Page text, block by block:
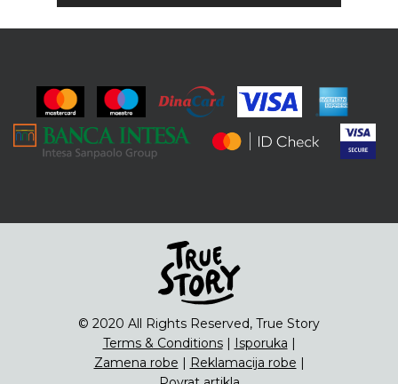
© 2020 All Rights Reserved, True Story
Terms & Conditions| Isporuka |
Zamena robe | Reklamacija robe |